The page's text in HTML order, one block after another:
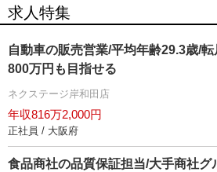
求人特集
自動車の販売営業/平均年齢29.3歳/
800万円も目指せる
ネクステージ岸和田店
年収816万2,000円
正社員 / 大阪府
食品商社の品質保証担当/大手商社グ